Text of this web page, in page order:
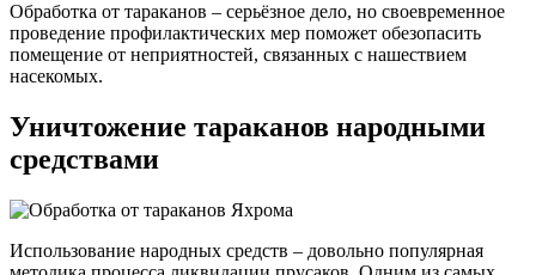
Обработка от тараканов – серьёзное дело, но своевременное
проведение профилактических мер поможет обезопасить
помещение от неприятностей, связанных с нашествием
насекомых.
Уничтожение тараканов народными
средствами
Использование народных средств – довольно популярная